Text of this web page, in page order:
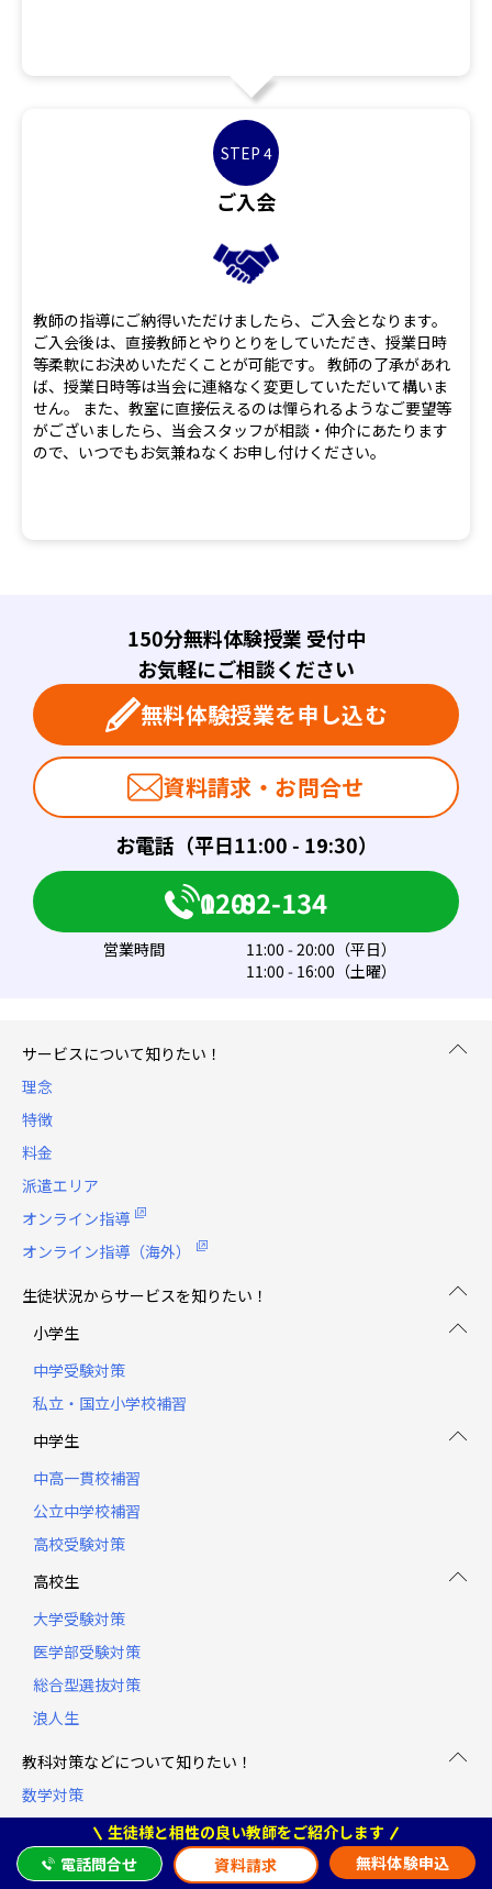
STEP 4
ご入会
教師の指導にご納得いただけましたら、ご入会となります。
ご入会後は、直接教師とやりとりをしていただき、授業日時
等柔軟にお決めいただくことが可能です。 教師の了承があれ
ば、授業日時等は当会に連絡なく変更していただいて構いま
せん。 また、教室に直接伝えるのは憚られるようなご要望等
がございましたら、当会スタッフが相談・仲介にあたります
ので、いつでもお気兼ねなくお申し付けください。
お電話（平日11:00 - 19:30）
150分無料体験授業 受付中
お気軽にご相談ください
0120-082-134
無料体験授業を申し込む
営業時間
11:00 - 20:00（平日）
11:00 - 16:00（土曜）
資料請求・お問合せ
生徒様と相性の良い教師をご紹介します
電話問合せ
資料請求 無料体験申込
サービスについて知りたい！
理念
特徴
料金
派遣エリア
オンライン指導
オンライン指導（海外）
生徒状況からサービスを知りたい！
小学生
中学受験対策
私立・国立小学校補習
中学生
中高一貫校補習
公立中学校補習
高校受験対策
高校生
大学受験対策
医学部受験対策
総合型選抜対策
浪人生
教科対策などについて知りたい！
数学対策
英語対策